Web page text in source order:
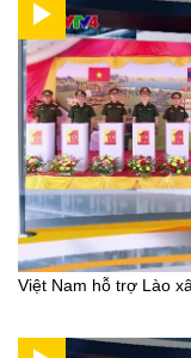
Việt Nam hỗ trợ Lào